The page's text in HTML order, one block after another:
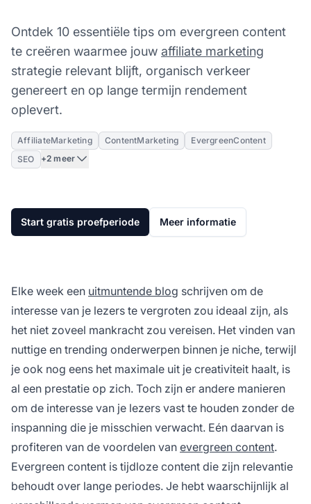
Ontdek 10 essentiële tips om evergreen content
te creëren waarmee jouw affiliate marketing
strategie relevant blijft, organisch verkeer
genereert en op lange termijn rendement
oplevert.
AffiliateMarketing ContentMarketing
EvergreenContent
SEO
+2 meer
Start gratis proefperiode Meer informatie
Elke week een uitmuntende blog schrijven om de
interesse van je lezers te vergroten zou ideaal zijn, als
het niet zoveel mankracht zou vereisen. Het vinden van
nuttige en trending onderwerpen binnen je niche, terwijl
je ook nog eens het maximale uit je creativiteit haalt, is
al een prestatie op zich. Toch zijn er andere manieren
om de interesse van je lezers vast te houden zonder de
inspanning die je misschien verwacht. Eén daarvan is
profiteren van de voordelen van evergreen content.
Evergreen content is tijdloze content die zijn relevantie
behoudt over lange periodes. Je hebt waarschijnlijk al